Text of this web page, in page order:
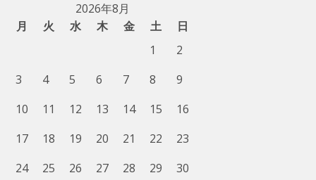
2026年8月
月
火 水 木 金 土
日
1
2
3
4 5 6 7 8
9
10
11 12 13 14 15
16
17
18 19 20 21 22
23
24
25 26 27 28 29
30